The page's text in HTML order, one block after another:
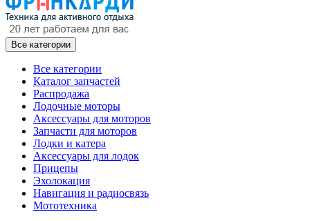
Все категории
Все категории
Каталог запчастей
Распродажа
Лодочные моторы
Аксессуары для моторов
Запчасти для моторов
Лодки и катера
Аксессуары для лодок
Прицепы
Эхолокация
Навигация и радиосвязь
Мототехника